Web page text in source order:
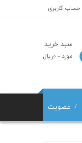
حساب کاربری
سبد خرید
مورد - ۰ریال
عضویت